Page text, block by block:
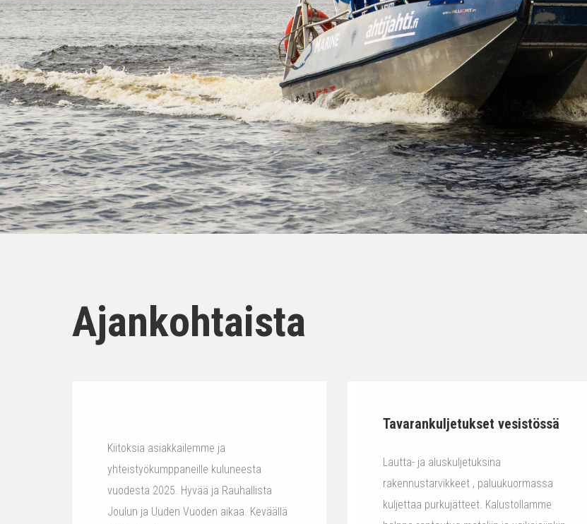
Ajankohtaista
Kiitoksia asiakkailemme ja
yhteistyökumppaneille kuluneesta
vuodesta 2025. Hyvää ja Rauhallista
Joulun ja Uuden Vuoden aikaa. Keväällä
Tavarankuljetukset vesistössä
Lautta- ja aluskuljetuksina
rakennustarvikkeet , paluukuormassa
kuljettaa purkujätteet. Kalustollamme